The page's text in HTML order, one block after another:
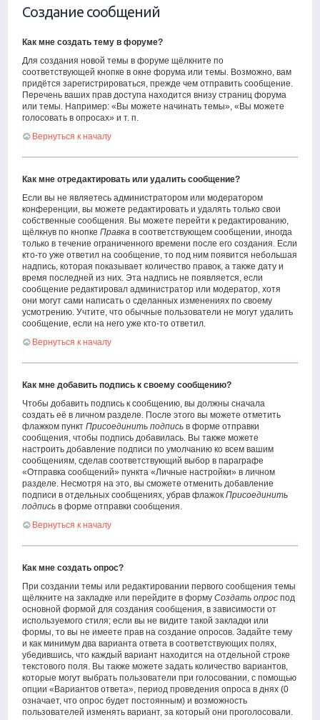
Создание сообщений
Как мне создать тему в форуме?
Для создания новой темы в форуме щёлкните по
соответствующей кнопке в окне форума или темы. Возможно, вам
придётся зарегистрироваться, прежде чем отправить сообщение.
Перечень ваших прав доступа находится внизу страниц форума
или темы. Например: «Вы можете начинать темы», «Вы можете
голосовать в опросах» и т. п.
Вернуться к началу
Как мне отредактировать или удалить сообщение?
Если вы не являетесь администратором или модератором
конференции, вы можете редактировать и удалять только свои
собственные сообщения. Вы можете перейти к редактированию,
щёлкнув по кнопкеПравка в соответствующем сообщении, иногда
только в течение ограниченного времени после его создания. Если
кто-то уже ответил на сообщение, то под ним появится небольшая
надпись, которая показывает количество правок, а также дату и
время последней из них. Эта надпись не появляется, если
сообщение редактировал администратор или модератор, хотя
они могут сами написать о сделанных изменениях по своему
усмотрению. Учтите, что обычные пользователи не могут удалить
сообщение, если на него уже кто-то ответил.
Вернуться к началу
Как мне добавить подпись к своему сообщению?
Чтобы добавить подпись к сообщению, вы должны сначала
создать её в личном разделе. После этого вы можете отметить
флажком пунктПрисоединить подпись в форме отправки
сообщения, чтобы подпись добавилась. Вы также можете
настроить добавление подписи по умолчанию ко всем вашим
сообщениям, сделав соответствующий выбор в параграфе
«Отправка сообщений» пункта «Личные настройки» в личном
разделе. Несмотря на это, вы сможете отменить добавление
подписи в отдельных сообщениях, убрав флажокПрисоединить
подпись в форме отправки сообщения.
Вернуться к началу
Как мне создать опрос?
При создании темы или редактировании первого сообщения темы
щёлкните на закладке или перейдите в формуСоздать опрос под
основной формой для создания сообщения, в зависимости от
используемого стиля; если вы не видите такой закладки или
формы, то вы не имеете прав на создание опросов. Задайте тему
и как минимум два варианта ответа в соответствующих полях,
убедившись, что каждый вариант находится на отдельной строке
текстового поля. Вы также можете задать количество вариантов,
которые могут выбрать пользователи при голосовании, с помощью
опции «Вариантов ответа», период проведения опроса в днях (0
означает, что опрос будет постоянным) и возможность
пользователей изменять вариант, за который они проголосовали.